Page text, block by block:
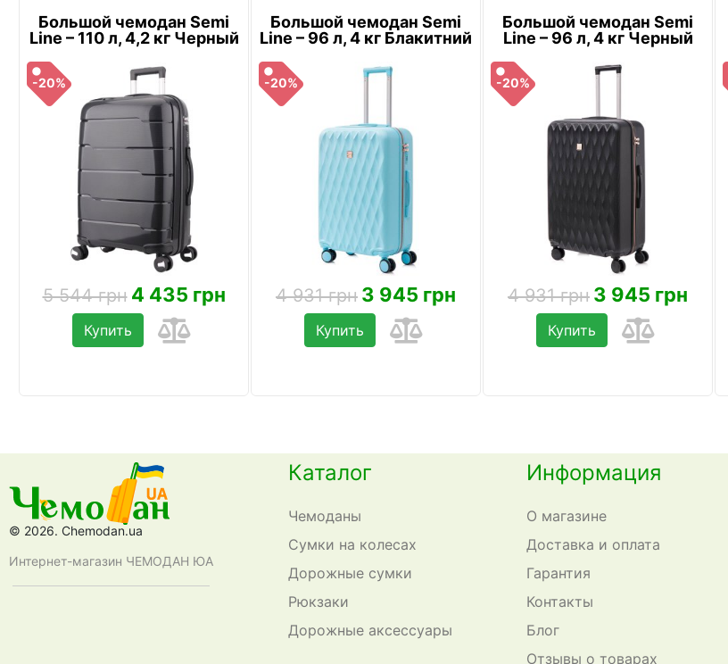
Большой чемодан Semi
Line – 110 л, 4,2 кг Черный
-20%
5 544 грн 4 435 грн
Купить
Большой чемодан Semi
Line – 96 л, 4 кг Блакитний
-20%
4 931 грн 3 945 грн
Купить
Большой чемодан Semi
Line – 96 л, 4 кг Черный
-20%
4 931 грн 3 945 грн
Купить
© 2026. Chemodan.ua
Интернет-магазин ЧЕМОДАН ЮА
Каталог
Чемоданы
Сумки на колесах
Дорожные сумки
Рюкзаки
Дорожные аксессуары
Информация
О магазине
Доставка и оплата
Гарантия
Контакты
Блог
Отзывы о товарах